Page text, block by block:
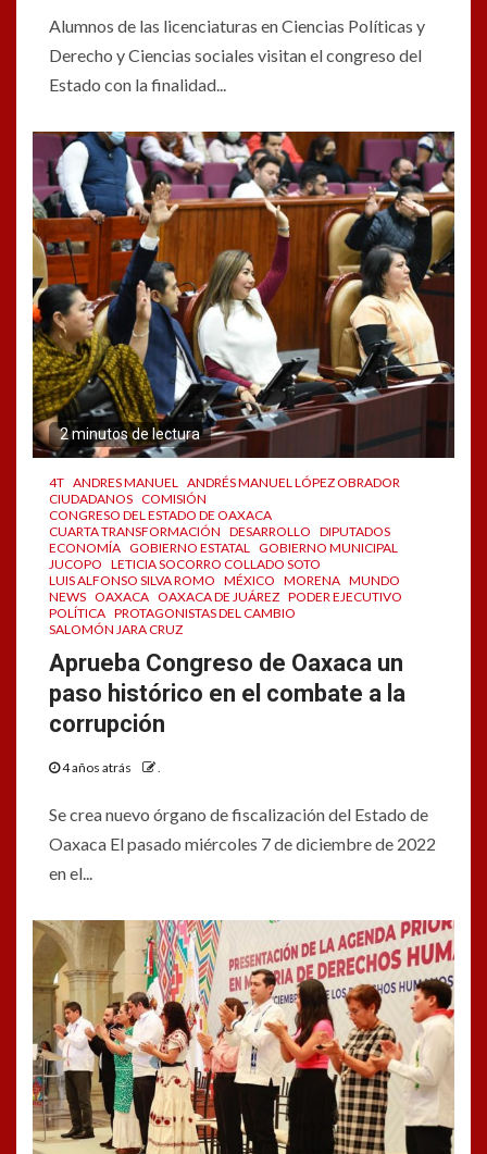
Alumnos de las licenciaturas en Ciencias Políticas y
Derecho y Ciencias sociales visitan el congreso del
Estado con la finalidad...
2 minutos de lectura
4T ANDRES MANUEL ANDRÉS MANUEL LÓPEZ OBRADOR
CIUDADANOS COMISIÓN
CONGRESO DEL ESTADO DE OAXACA
CUARTA TRANSFORMACIÓN DESARROLLO DIPUTADOS
ECONOMÍA GOBIERNO ESTATAL GOBIERNO MUNICIPAL
JUCOPO LETICIA SOCORRO COLLADO SOTO
LUIS ALFONSO SILVA ROMO MÉXICO MORENA MUNDO
NEWS OAXACA OAXACA DE JUÁREZ PODER EJECUTIVO
POLÍTICA PROTAGONISTAS DEL CAMBIO
SALOMÓN JARA CRUZ
Aprueba Congreso de Oaxaca un
paso histórico en el combate a la
corrupción
4 años atrás .
Se crea nuevo órgano de fiscalización del Estado de
Oaxaca El pasado miércoles 7 de diciembre de 2022
en el...